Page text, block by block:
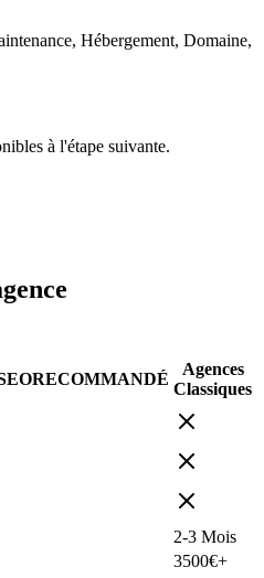
Hébergement, Domaine,
à l'étape suivante.
RECOMMANDÉ
Agences
Classiques
2-3 Mois
3500€+